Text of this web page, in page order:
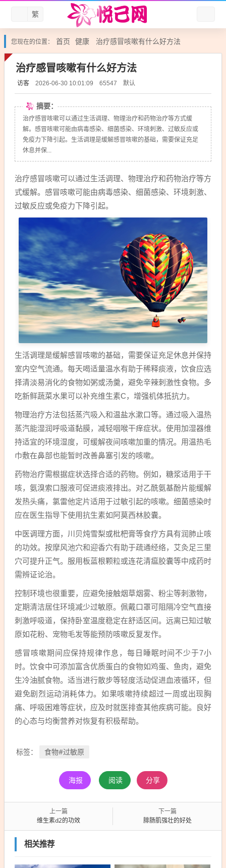
繁
您现在的位置： 首页 健康 治疗感冒咳嗽有什么好方法
治疗感冒咳嗽有什么好方法
访客 2026-06-30 10:01:09 65547 默认
摘要：
治疗感冒咳嗽可以通过生活调理、物理治疗和药物治疗等方式缓
解。感冒咳嗽可能由病毒感染、细菌感染、环境刺激、过敏反应或
免疫力下降引起。生活调理是缓解感冒咳嗽的基础，需要保证充足
休息并保...
治疗感冒咳嗽可以通过生活调理、物理治疗和药物治疗等方
式缓解。感冒咳嗽可能由病毒感染、细菌感染、环境刺激、
过敏反应或免疫力下降引起。
生活调理是缓解感冒咳嗽的基础，需要保证充足休息并保持
室内空气流通。每天喝适量温水有助于稀释痰液，饮食应选
择清淡易消化的食物如粥或汤羹，避免辛辣刺激性食物。多
吃新鲜蔬菜水果可以补充维生素C，增强机体抵抗力。
物理治疗方法包括蒸汽吸入和温盐水漱口等。通过吸入温热
蒸汽能湿润呼吸道黏膜，减轻咽喉干痒症状。使用加湿器维
持适宜的环境湿度，可缓解夜间咳嗽加重的情况。用温热毛
巾敷在鼻部也能暂时改善鼻塞引发的咳嗽。
药物治疗需根据症状选择合适的药物。例如，糖浆适用于干
咳，氨溴索口服液可促进痰液排出。对乙酰氨基酚片能缓解
发热头痛，氯雷他定片适用于过敏引起的咳嗽。细菌感染时
应在医生指导下使用抗生素如阿莫西林胶囊。
中医调理方面，川贝炖雪梨或枇杷膏等食疗方具有润肺止咳
的功效。按摩风池穴和迎香穴有助于疏通经络，艾灸足三里
穴可提升正气。服用板蓝根颗粒或连花清瘟胶囊等中成药时
需辨证论治。
控制环境也很重要，应避免接触烟草烟雾、粉尘等刺激物，
定期清洁居住环境减少过敏原。佩戴口罩可阻隔冷空气直接
刺激呼吸道，保持卧室温度稳定在舒适区间。远离已知过敏
原如花粉、宠物毛发等能预防咳嗽反复发作。
感冒咳嗽期间应保持规律作息，每日睡眠时间不少于7小
时。饮食中可添加富含优质蛋白的食物如鸡蛋、鱼肉，避免
生冷油腻食物。适当进行散步等轻度活动促进血液循环，但
避免剧烈运动消耗体力。如果咳嗽持续超过一周或出现胸
痛、呼吸困难等症状，应及时就医排查其他疾病可能。良好
的心态与均衡营养对恢复有积极帮助。
标签： 食物#过敏原
海报 阅读 分享
上一篇
维生素d2的功效
下一篇
腓肠肌强壮的好处
相关推荐